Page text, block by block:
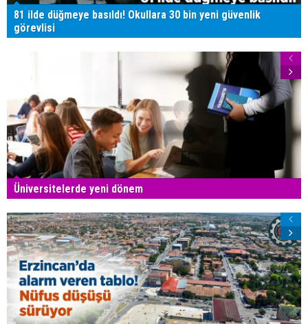
81 ilde düğmeye basıldı! Okullara 30 bin yeni güvenlik
görevlisi
Üniversitelerde yeni dönem